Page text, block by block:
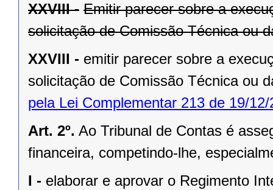
XXVIII - Emitir parecer sobre a
solicitação de Comissão Técnica ou
XXVIII - emitir parecer sobre a
solicitação de Comissão Técnica ou
pela Lei Complementar 213 de 19/12/
Art. 2º. Ao Tribunal de Contas é
financeira, competindo-lhe,
I - elaborar e aprovar o Regimento